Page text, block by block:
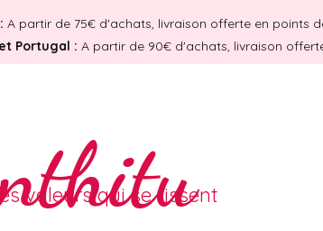
A partir de 75€ d'achats, livraison offerte en points
Portugal : A partir de 90€ d'achats, livraison
valeurs qui se tissent